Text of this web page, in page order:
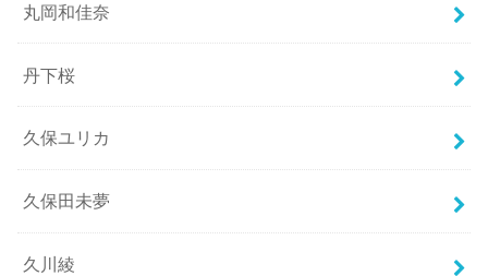
丸岡和佳奈
丹下桜
久保ユリカ
久保田未夢
久川綾